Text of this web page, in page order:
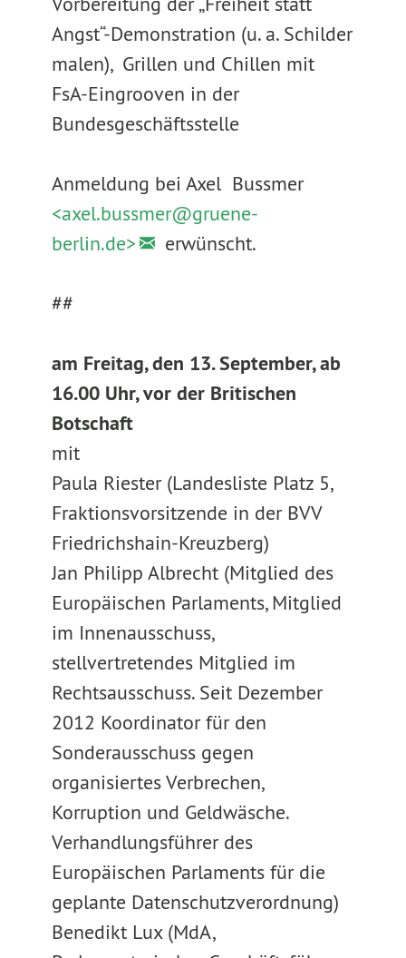
Angst“-Demonstration (u. a. Schilder
malen), Grillen und Chillen mit
FsA-Eingrooven in der
Bundesgeschäftsstelle
Anmeldung bei Axel Bussmer
<axel.bussmer@gruene-
berlin.de>
erwünscht.
##
am Freitag, den 13. September, ab
16.00 Uhr, vor der Britischen
Botschaft
mit
Paula Riester (Landesliste Platz 5,
Fraktionsvorsitzende in der BVV
Friedrichshain-Kreuzberg)
Jan Philipp Albrecht (Mitglied des
Europäischen Parlaments, Mitglied
im Innenausschuss,
stellvertretendes Mitglied im
Rechtsausschuss. Seit Dezember
2012 Koordinator für den
Sonderausschuss gegen
organisiertes Verbrechen,
Korruption und Geldwäsche.
Verhandlungsführer des
Europäischen Parlaments für die
geplante Datenschutzverordnung)
Benedikt Lux (MdA,